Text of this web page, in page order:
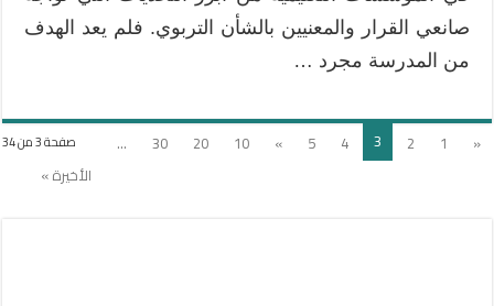
صانعي القرار والمعنيين بالشأن التربوي. فلم يعد الهدف
من المدرسة مجرد …
صفحة 3 من 34 «
1
2
3
4
5
»
10
20
30
...
الأخيرة »